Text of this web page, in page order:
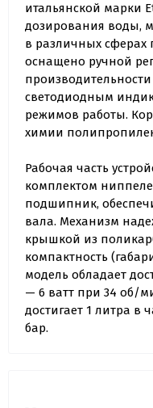
итальянской марки
дозирования воды,
в различных сферах
оснащено ручной
светодиодным
режимов работы.
химии
Рабочая часть
комплектом
подшипник,
вала. Механизм
крышкой из
компактность
модель обладает
— 6 ватт при 34 об/
достигает 1 литра в
бар.